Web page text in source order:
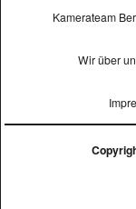
Kamerateam
Wir über